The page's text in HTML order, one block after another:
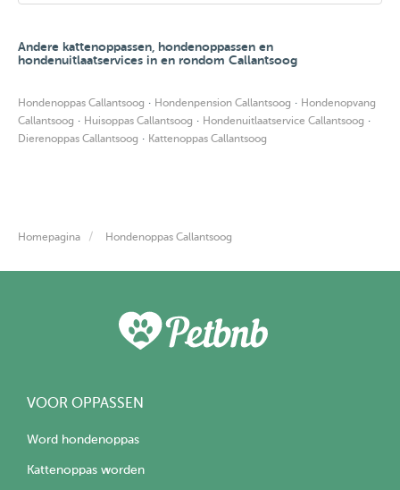
Andere kattenoppassen, hondenoppassen en
hondenuitlaatservices in en rondom Callantsoog
Hondenoppas Callantsoog · Hondenpension Callantsoog · Hondenopvang
Callantsoog · Huisoppas Callantsoog · Hondenuitlaatservice Callantsoog ·
Dierenoppas Callantsoog · Kattenoppas Callantsoog
Homepagina Hondenoppas Callantsoog
VOOR OPPASSEN
Word hondenoppas
Kattenoppas worden